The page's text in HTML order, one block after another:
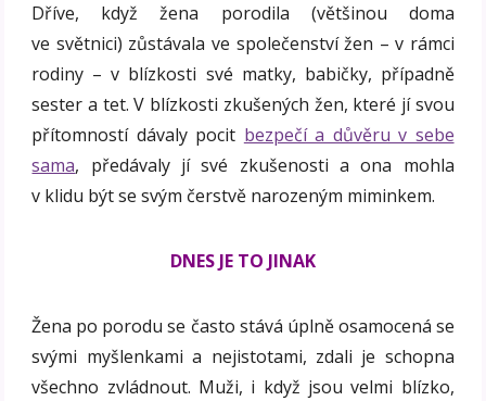
Dříve, když žena porodila (většinou doma
ve světnici) zůstávala ve společenství žen – v rámci
rodiny – v blízkosti své matky, babičky, případně
sester a tet. V blízkosti zkušených žen, které jí svou
přítomností dávaly pocit bezpečí a důvěru v sebe
sama, předávaly jí své zkušenosti a ona mohla
v klidu být se svým čerstvě narozeným miminkem.
DNES JE TO JINAK
Žena po porodu se často stává úplně osamocená se
svými myšlenkami a nejistotami, zdali je schopna
všechno zvládnout. Muži, i když jsou velmi blízko,